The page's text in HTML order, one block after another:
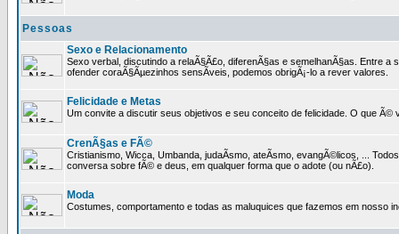
Pessoas
Sexo e Relacionamento
Sexo verbal, discutindo a relaÃ§Ã£o, diferenÃ§as e semelhanÃ§as. Entre a
ofender coraÃ§Ãµezinhos sensÃ­veis, podemos obrigÃ¡-lo a rever valores.
Felicidade e Metas
Um convite a discutir seus objetivos e seu conceito de felicidade. O que Ã©
CrenÃ§as e FÃ©
Cristianismo, Wicca, Umbanda, judaÃ­smo, ateÃ­smo, evangÃ©licos, ...
conversa sobre fÃ© e deus, em qualquer forma que o adote (ou nÃ£o).
Moda
Costumes, comportamento e todas as maluquices que fazemos em nosso